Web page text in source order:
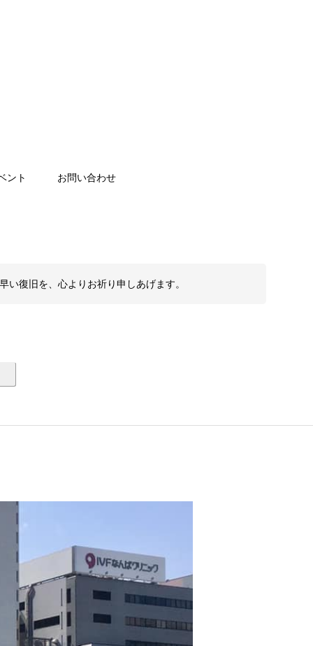
ント お問い合わせ
復旧を、心よりお祈り申しあげます。